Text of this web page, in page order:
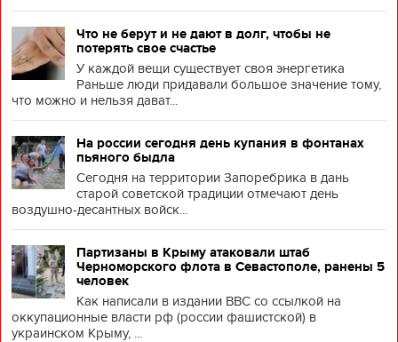
Что не берут и не дают в долг, чтобы не
потерять свое счастье
У каждой вещи существует своя энергетика
Раньше люди придавали большое значение тому,
что можно и нельзя дават...
На россии сегодня день купания в фонтанах
пьяного быдла
Сегодня на территории Запоребрика в дань
старой советской традиции отмечают день
воздушно-десантных войск...
Партизаны в Крыму атаковали штаб
Черноморского флота в Севастополе, ранены 5
человек
Как написали в издании BBC со ссылкой на
оккупационные власти рф (россии фашистской) в
украинском Крыму, ...